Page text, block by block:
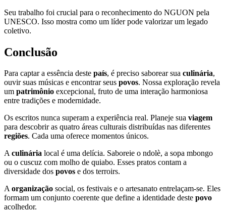
Seu trabalho foi crucial para o reconhecimento do NGUON pela
UNESCO. Isso mostra como um líder pode valorizar um legado
coletivo.
Conclusão
Para captar a essência deste país, é preciso saborear sua culinária,
ouvir suas músicas e encontrar seus povos. Nossa exploração revela
um patrimônio excepcional, fruto de uma interação harmoniosa
entre tradições e modernidade.
Os escritos nunca superam a experiência real. Planeje sua viagem
para descobrir as quatro áreas culturais distribuídas nas diferentes
regiões. Cada uma oferece momentos únicos.
Aculinária local é uma delícia. Saboreie o ndolè, a sopa mbongo
ou o cuscuz com molho de quiabo. Esses pratos contam a
diversidade dos povos e dos terroirs.
Aorganização social, os festivais e o artesanato entrelaçam-se. Eles
formam um conjunto coerente que define a identidade deste povo
acolhedor.